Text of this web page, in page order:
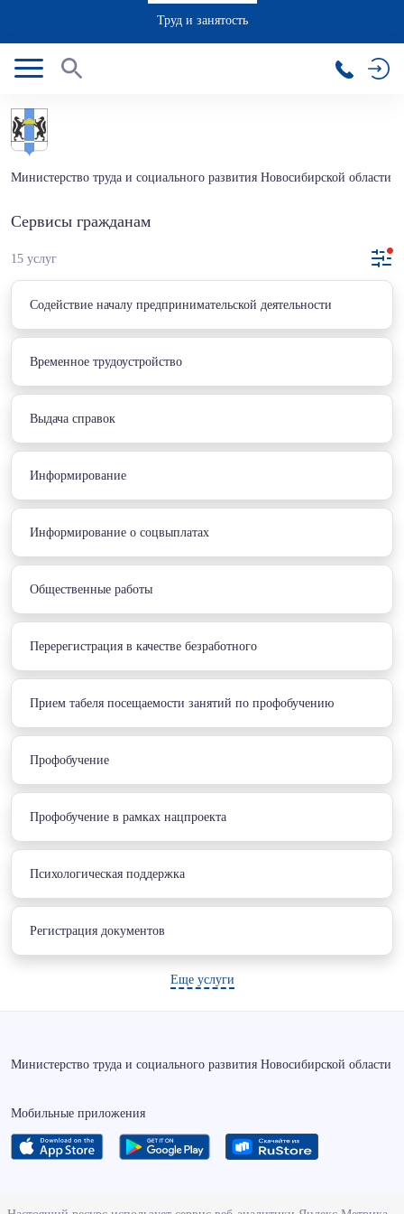
Труд и занятость
Министерство труда и социального развития Новосибирской области
Сервисы гражданам
15 услуг
Cодействие началу предпринимательской деятельности
Временное трудоустройство
Выдача справок
Информирование
Информирование о соцвыплатах
Общественные работы
Перерегистрация в качестве безработного
Прием табеля посещаемости занятий по профобучению
Профобучение
Профобучение в рамках нацпроекта
Психологическая поддержка
Регистрация документов
Еще услуги
Министерство труда и социального развития Новосибирской области
Мобильные приложения